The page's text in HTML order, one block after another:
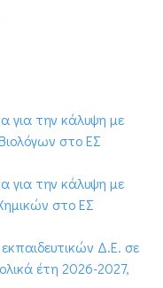
για την κάλυψη με
στο ΕΣ
για την κάλυψη με
στο ΕΣ
Δ.Ε. σε
έτη 2026-2027,